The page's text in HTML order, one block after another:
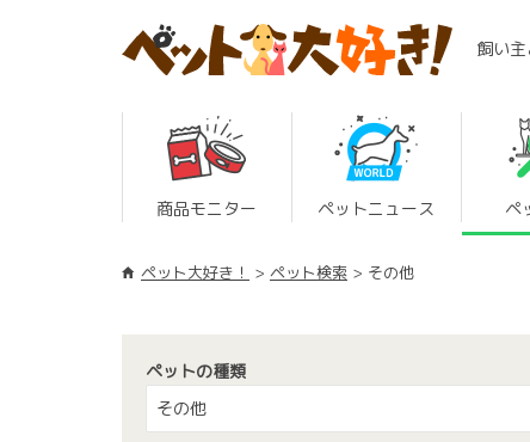
飼い
商品モニター ペットニュース ペ
ペット大好き！ ペット検索 その他
ペットの種類
その他